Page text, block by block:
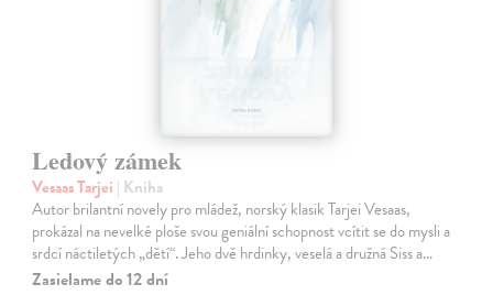
Ledový zámek
Vesaas Tarjei | Kniha
Autor brilantní novely pro mládež, norský klasik Tarjei Vesaas,
prokázal na nevelké ploše svou geniální schopnost vcítit se do mysli a
srdcí náctiletých „dětí“. Jeho dvě hrdinky, veselá a družná Siss a…
Zasielame do 12 dní